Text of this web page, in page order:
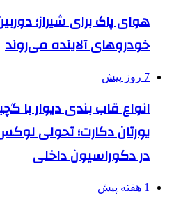
هوای پاک برای شیراز؛
خودروهای آلاینده می‌روند
7 روز پیش
انواع قاب بندی دیوار با
یورتان دکارت؛ تحولی
در دکوراسیون داخلی
1 هفته پیش